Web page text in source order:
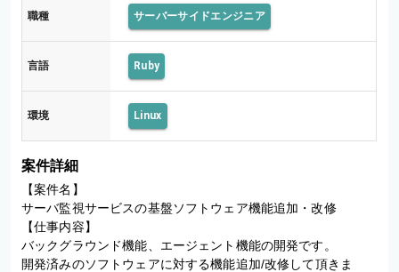
職種 サーバーサイドエンジニア
言語 Ruby
環境 Linux
案件詳細
【案件名】
サーバ監視サービスの基盤ソフトウェア機能追加・改修
【仕事内容】
バックグラウンド機能、エージェント機能の開発です。
開発済みのソフトウェアに対する機能追加/改修して頂きま